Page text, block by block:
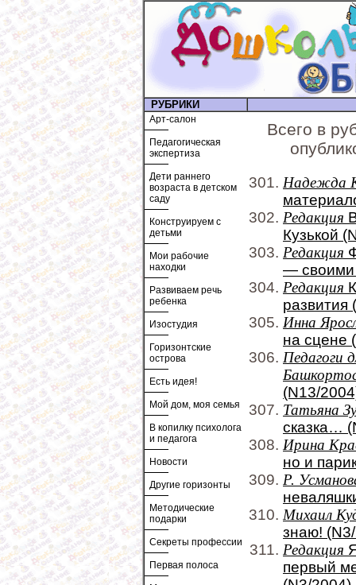
РУБРИКИ
Арт-салон
Педагогическая
экспертиза
Дети раннего
возраста в детском
саду
Конструируем с
детьми
Мои рабочие
находки
Развиваем речь
ребенка
Изостудия
Горизонтские
острова
Есть идея!
Мой дом, моя семья
В копилку психолога
и педагога
Новости
Другие горизонты
Методические
подарки
Секреты профессии
Первая полоса
Всего в
Надежда
Редакция
Кузькой
Редакция
— своими
Редакция
развития
Инна
на сцене
Педагоги
(N13/
Татьяна
сказка…
Ирина
но и
Р.
Михаил
знаю!
Редакция
первый